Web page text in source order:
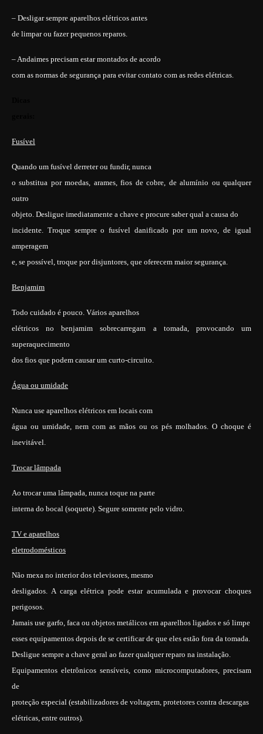
– Desligar sempre aparelhos elétricos antes
de limpar ou fazer pequenos reparos.
– Andaimes precisam estar montados de acordo
com as normas de segurança para evitar contato com as redes elétricas.
Fusível
Quando um fusível derreter ou fundir, nunca
o substitua por moedas, arames, fios de cobre, de alumínio ou qualquer
outro
objeto. Desligue imediatamente a chave e procure saber qual a causa do
incidente. Troque sempre o fusível danificado por um novo, de igual
amperagem
e, se possível, troque por disjuntores, que oferecem maior segurança.
Benjamim
Todo cuidado é pouco. Vários aparelhos
elétricos no benjamim sobrecarregam a tomada, provocando um
superaquecimento
dos fios que podem causar um curto-circuito.
Água ou umidade
Nunca use aparelhos elétricos em locais com
água ou umidade, nem com as mãos ou os pés molhados. O choque é
inevitável.
Trocar lâmpada
Ao trocar uma lâmpada, nunca toque na parte
interna do bocal (soquete). Segure somente pelo vidro.
TV e aparelhos
eletrodomésticos
Não mexa no interior dos televisores, mesmo
desligados. A carga elétrica pode estar acumulada e provocar choques
perigosos.
Jamais use garfo, faca ou objetos metálicos em aparelhos ligados e só limpe
esses equipamentos depois de se certificar de que eles estão fora da tomada.
Desligue sempre a chave geral ao fazer qualquer reparo na instalação.
Equipamentos eletrônicos sensíveis, como microcomputadores, precisam
de
proteção especial (estabilizadores de voltagem, protetores contra descargas
elétricas, entre outros).